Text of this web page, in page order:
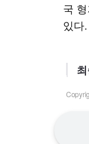
국
있다.